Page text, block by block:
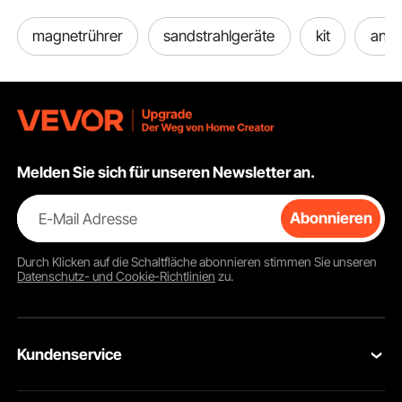
magnetrührer sandstrahlgeräte kit
Melden Sie sich für unseren Newsletter an.
E-Mail Adresse Abonnieren
Durch Klicken auf die Schaltflächeabonnieren stimmen Sie unseren
Datenschutz- und Cookie-Richtlinien zu.
Kundenservice